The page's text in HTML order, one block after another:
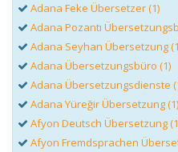
Adana Feke Übersetzer (1)
Adana Pozantı
Adana Seyhan Übersetzung
Adana Übersetzungsbüro (1)
Adana Übersetzungsdienste
Adana Yüreğir Übersetzung (1)
Afyon Deutsch Übersetzung
Afyon Fremdsprachen